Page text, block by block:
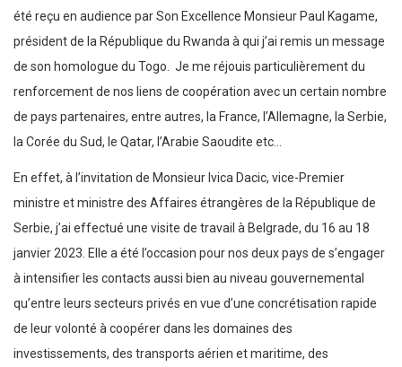
été reçu en audience par Son Excellence Monsieur Paul Kagame,
président de la République du Rwanda à qui j’ai remis un message
de son homologue du Togo. Je me réjouis particulièrement du
renforcement de nos liens de coopération avec un certain nombre
de pays partenaires, entre autres, la France, l’Allemagne, la Serbie,
la Corée du Sud, le Qatar, l’Arabie Saoudite etc…
En effet, à l’invitation de Monsieur Ivica Dacic, vice-Premier
ministre et ministre des Affaires étrangères de la République de
Serbie, j’ai effectué une visite de travail à Belgrade, du 16 au 18
janvier 2023. Elle a été l’occasion pour nos deux pays de s’engager
à intensifier les contacts aussi bien au niveau gouvernemental
qu’entre leurs secteurs privés en vue d’une concrétisation rapide
de leur volonté à coopérer dans les domaines des
investissements, des transports aérien et maritime, des